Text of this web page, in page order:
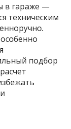
в гараже —
техническим
подбор